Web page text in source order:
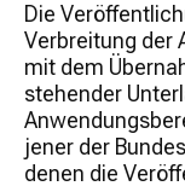
Die
Verbreitung der
mit dem
stehender
jener der
denen die